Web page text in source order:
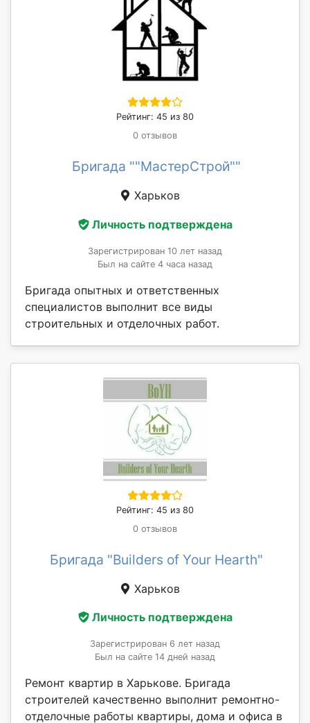
Рейтинг: 45 из 80
0 отзывов
Бригада ""МастерСтрой""
Харьков
Личность подтверждена
Зарегистрирован 10 лет назад
Был на сайте 4 часа назад
Бригада опытных и ответственных
специалистов выполнит все виды
строительных и отделочных работ.
Рейтинг: 45 из 80
0 отзывов
Бригада "Builders of Your Hearth"
Харьков
Личность подтверждена
Зарегистрирован 6 лет назад
Был на сайте 14 дней назад
Ремонт квартир в Харькове. Бригада
строителей качественно выполнит ремонтно-
отделочные работы квартиры, дома и офиса в